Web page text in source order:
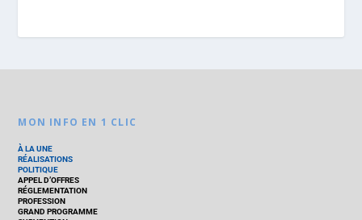
MON INFO EN 1 CLIC
À LA UNE
RÉALISATIONS
POLITIQUE
APPEL D’OFFRES
RÉGLEMENTATION
PROFESSION
GRAND PROGRAMME